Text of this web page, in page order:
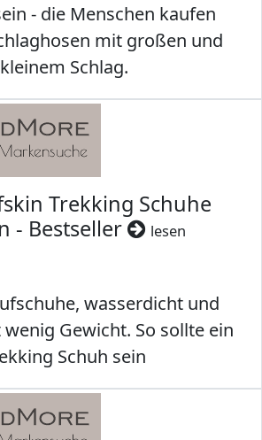
- die Menschen kaufen
mit großen und
kleinem Schlag.
Trekking Schuhe
- Bestseller
lesen
wasserdicht und
Gewicht. So sollte ein
Schuh sein